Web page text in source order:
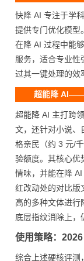
快降 AI 专注于学
提供专门优化模型
在降 AI 过程中能
服务，适合专业性
过其一键处理的效
超能降 AI——
超能降 AI 主打跨
文，还针对小说、
格亲民（约 3 元/
验额度。其核心优
情味，并能在降
红改动处的对比版
高的多种文体进行
底层指纹消除上，
使用策略：
综合上述硬核评测